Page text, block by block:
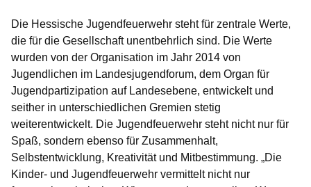
Die Hessische Jugendfeuerwehr steht für zentrale Werte,
die für die Gesellschaft unentbehrlich sind. Die Werte
wurden von der Organisation im Jahr 2014 von
Jugendlichen im Landesjugendforum, dem Organ für
Jugendpartizipation auf Landesebene, entwickelt und
seither in unterschiedlichen Gremien stetig
weiterentwickelt. Die Jugendfeuerwehr steht nicht nur für
Spaß, sondern ebenso für Zusammenhalt,
Selbstentwicklung, Kreativität und Mitbestimmung. „Die
Kinder- und Jugendfeuerwehr vermittelt nicht nur